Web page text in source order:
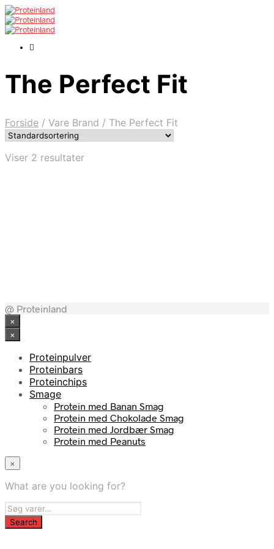
The Perfect Fit
Forside / Vare Brand / The Perfect Fit
Viser 2 resultater
@ Proteinland
×
×
Proteinpulver
Proteinbars
Proteinchips
Smage
Protein med Banan Smag
Protein med Chokolade Smag
Protein med Jordbær Smag
Protein med Peanuts
×
What are you looking for?